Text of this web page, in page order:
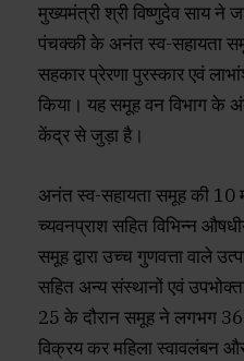
मुख्यमंत्री श्री विष्णुदेव साय
पंचक्की के अनंत स्व-सहायता
सहकार प्रेरणा पुरस्कार एवं
किया। यह समूह वन विभाग के
केंद्र से जुड़ा है।
अनंत स्व-सहायता समूह की 10
च्यवनप्राश सहित विभिन्न
समूह द्वारा उच्च गुणवत्ता वाले
सहित अन्य संस्थानों एवं
25 के दौरान समूह ने लगभग
विक्रय कर महिला स्वावलंबन